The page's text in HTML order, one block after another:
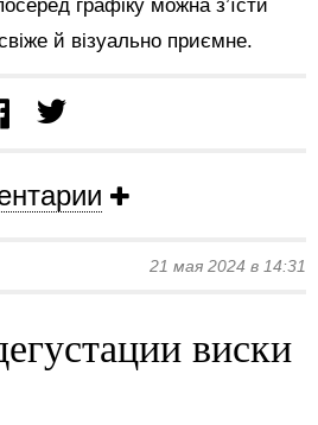
графіку можна з’їсти
й візуально приємне.
21 мая 2024 в 14:31
виски